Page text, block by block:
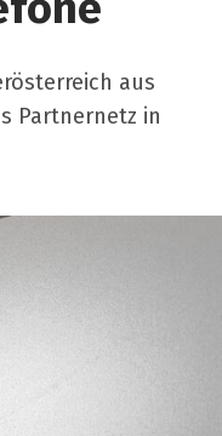
aus
Partnernetz in